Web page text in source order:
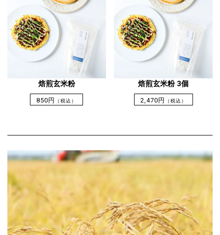
焙煎玄米粉
850円 （税込）
焙煎玄米粉 3個
2,470円 （税込）